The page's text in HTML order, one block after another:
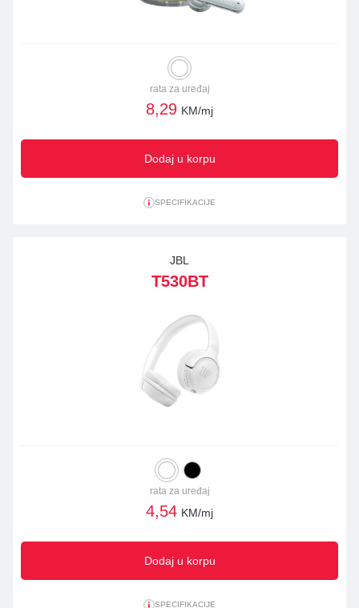
rata za uređaj
8,29 KM/mj
Dodaj u korpu
SPECIFIKACIJE
JBL
T530BT
rata za uređaj
4,54 KM/mj
Dodaj u korpu
SPECIFIKACIJE